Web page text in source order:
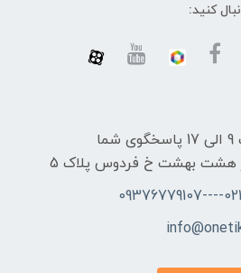
کنید:
هفت روز هفته ،از ساعت 9 الی 17 پاسخگوی شما
هشت بهشت خ فردوس پلاک 5